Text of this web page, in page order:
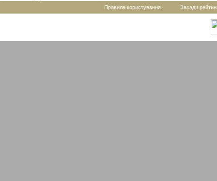
Правила користування Засади